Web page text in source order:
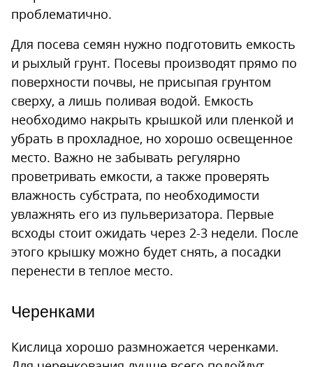
проблематично.
Для посева семян нужно подготовить емкость
и рыхлый грунт. Посевы производят прямо по
поверхности почвы, не присыпая грунтом
сверху, а лишь поливая водой. Емкость
необходимо накрыть крышкой или пленкой и
убрать в прохладное, но хорошо освещенное
место. Важно не забывать регулярно
проветривать емкости, а также проверять
влажность субстрата, по необходимости
увлажнять его из пульверизатора. Первые
всходы стоит ожидать через 2-3 недели. После
этого крышку можно будет снять, а посадки
перенести в теплое место.
Черенками
Кислица хорошо размножается черенками.